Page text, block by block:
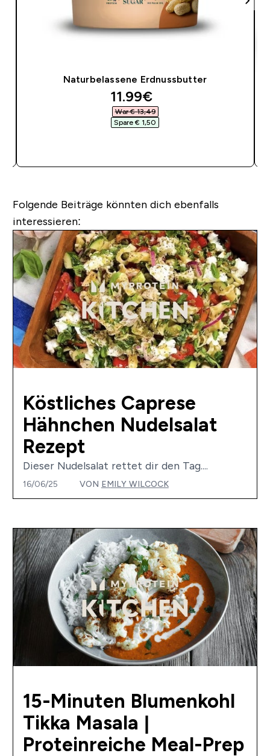
Naturbelassene Erdnussbutter
discounted price
11.99€‎
War € 13,49‎
Spare € 1,50‎
Folgende Beiträge könnten dich ebenfalls
interessieren:
Köstliches Caprese
Hähnchen Nudelsalat
Rezept
Dieser Nudelsalat rettet dir den Tag....
16/06/25 VON EMILY WILCOCK
15-Minuten Blumenkohl
Tikka Masala |
Proteinreiche Meal-Prep